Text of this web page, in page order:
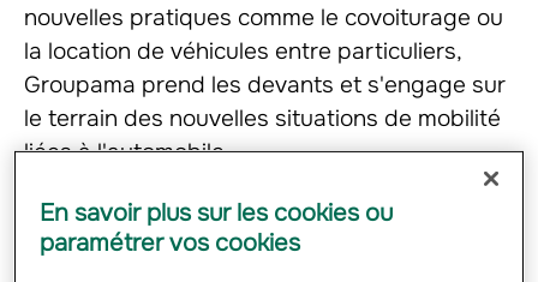
nouvelles pratiques comme le covoiturage ou
la location de véhicules entre particuliers,
Groupama prend les devants et s'engage sur
le terrain des nouvelles situations de mobilité
liées à l'automobile.
Selon des chiffres récents, les modes de transport
alternatifs et collaboratifs sont de plus en plus plébiscités.
En savoir plus sur les cookies ou
paramétrer vos cookies